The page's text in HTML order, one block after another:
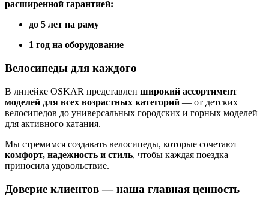
расширенной гарантией:
до 5 лет на раму
1 год на оборудование
Велосипеды для каждого
В линейке OSKAR представлен широкий ассортимент
моделей для всех возрастных категорий — от детских
велосипедов до универсальных городских и горных моделей
для активного катания.
Мы стремимся создавать велосипеды, которые сочетают
комфорт, надежность и стиль, чтобы каждая поездка
приносила удовольствие.
Доверие клиентов — наша главная ценность